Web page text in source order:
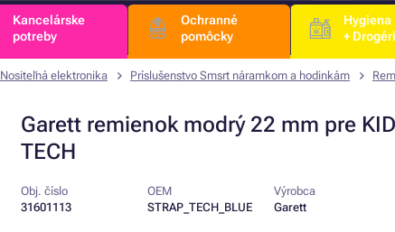
Kancelárske
potreby
Ochranné
pomôcky
Hygiena
+
Nositeľná elektronika Príslušenstvo Smsrt náramkom a hodinkám
Garett remienok modrý 22 mm pre
TECH
Obj. číslo
31601113
OEM
STRAP_TECH_BLUE
Výrobca
Garett